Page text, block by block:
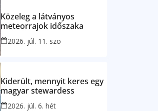
Közeleg a látványos
meteorrajok időszaka
2026. júl. 11. szo
Kiderült, mennyit keres egy
magyar stewardess
2026. júl. 6. hét